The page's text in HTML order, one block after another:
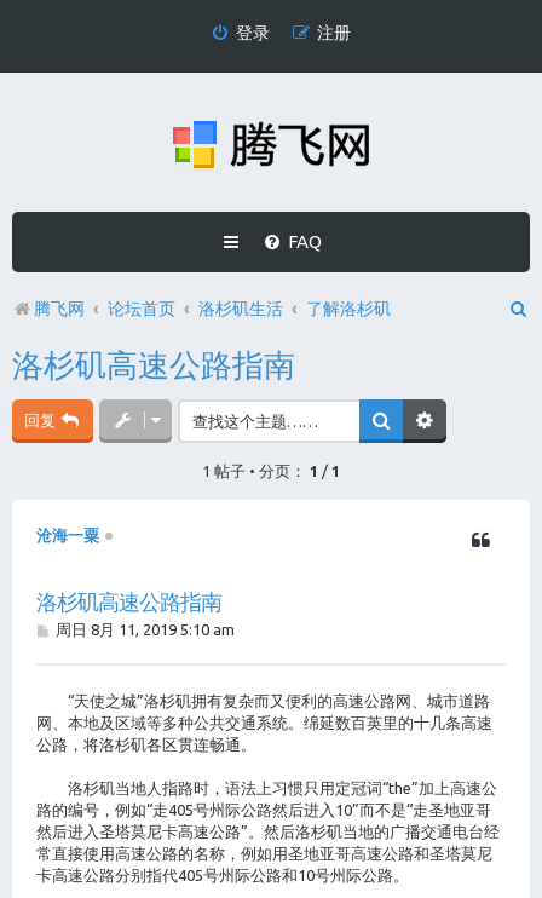
登录 注册
FAQ
腾飞网 论坛首页 洛杉矶生活 了解洛杉矶
洛杉矶高速公路指南
回复
1 帖子 • 分页： 1 / 1
沧海一粟
洛杉矶高速公路指南
帖
周日 8月 11, 2019 5:10 am
“天使之城”洛杉矶拥有复杂而又便利的高速公路网、城市道路
网、本地及区域等多种公共交通系统。绵延数百英里的十几条高速
公路，将洛杉矶各区贯连畅通。
洛杉矶当地人指路时，语法上习惯只用定冠词“the”加上高速公
路的编号，例如“走405号州际公路然后进入10”而不是“走圣地亚哥
然后进入圣塔莫尼卡高速公路”。然后洛杉矶当地的广播交通电台经
常直接使用高速公路的名称，例如用圣地亚哥高速公路和圣塔莫尼
卡高速公路分别指代405号州际公路和10号州际公路。